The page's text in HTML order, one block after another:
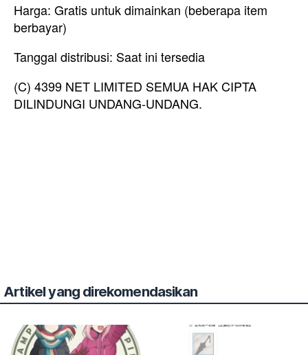
Harga: Gratis untuk dimainkan (beberapa item
berbayar)
Tanggal distribusi: Saat ini tersedia
(C) 4399 NET LIMITED SEMUA HAK CIPTA
DILINDUNGI UNDANG-UNDANG.
Artikel yang direkomendasikan